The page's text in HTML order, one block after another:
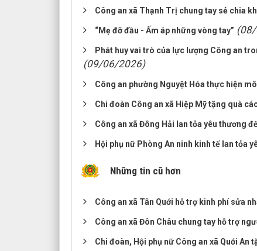
Công an xã Thạnh Trị chung tay sẻ chia
“Mẹ đỡ đầu - Ấm áp những vòng tay”
Phát huy vai trò của lực lượng Công an
(09/06/2026)
Công an phường Nguyệt Hóa thực hiện
Chi đoàn Công an xã Hiệp Mỹ tặng quà
Công an xã Đông Hải lan tỏa yêu thương
Hội phụ nữ Phòng An ninh kinh tế lan tỏa
Những tin cũ hơn
Công an xã Tân Quới hỗ trợ kinh phí sửa
Công an xã Đôn Châu chung tay hỗ trợ
Chi đoàn, Hội phụ nữ Công an xã Quới An